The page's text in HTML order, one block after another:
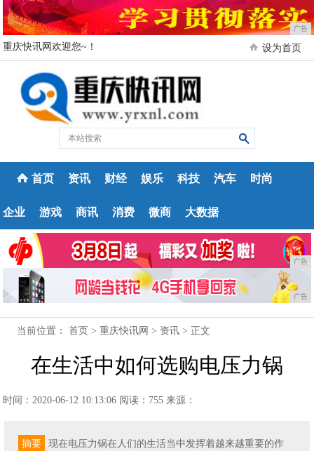
广告
重庆快讯网欢迎您~！ 设为首页
首页 资讯 财经 娱乐 科技 汽车 时尚
企业 游戏 商讯 消费 微商 大数据
广告
广告
当前位置：首页 >重庆快讯网 > 资讯 > 正文
在生活中如何选购电压力锅
时间：2020-06-12 10:13:06 阅读：755 来源：
摘要
现在电压力锅在人们的生活当中发挥着越来越重要的作